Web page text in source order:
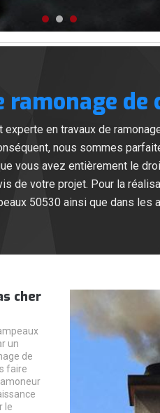
ramonage de
en travaux de
nous sommes
vous avez entièrement le
de votre projet. Pour la
50530 ainsi que dans les
cher
un
de
faire
le